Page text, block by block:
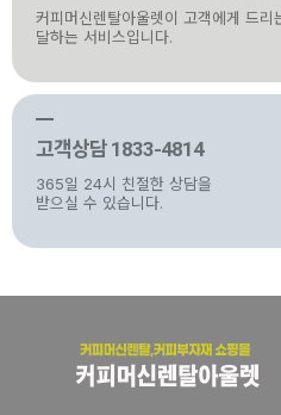
커피머신렌탈아울렛이 고객에게 드리
달하는 서비스입니다.
고객상담 1833-4814
365일 24시 친절한 상담을
받으실 수 있습니다.